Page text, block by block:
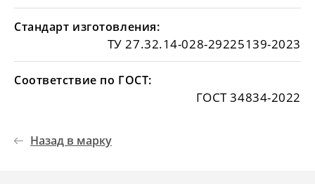
Стандарт изготовления:
ТУ 27.32.14-028-29225139-2023
Соответствие по ГОСТ:
ГОСТ 34834-2022
Назад в марку